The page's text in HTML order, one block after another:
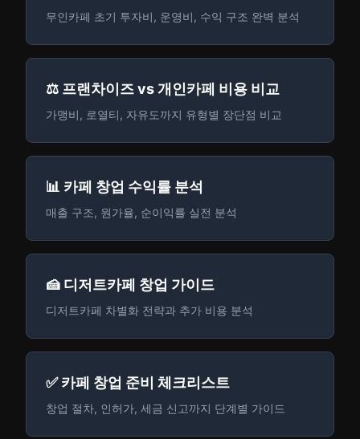
무인카페 초기 투자비, 운영비, 수익 구조 완벽 분석
⚖️ 프랜차이즈 vs 개인카페 비용 비교
가맹비, 로열티, 자유도까지 유형별 장단점 비교
📊 카페 창업 수익률 분석
매출 구조, 원가율, 순이익률 실전 분석
🍰 디저트카페 창업 가이드
디저트카페 차별화 전략과 추가 비용 분석
✅ 카페 창업 준비 체크리스트
창업 절차, 인허가, 세금 신고까지 단계별 가이드